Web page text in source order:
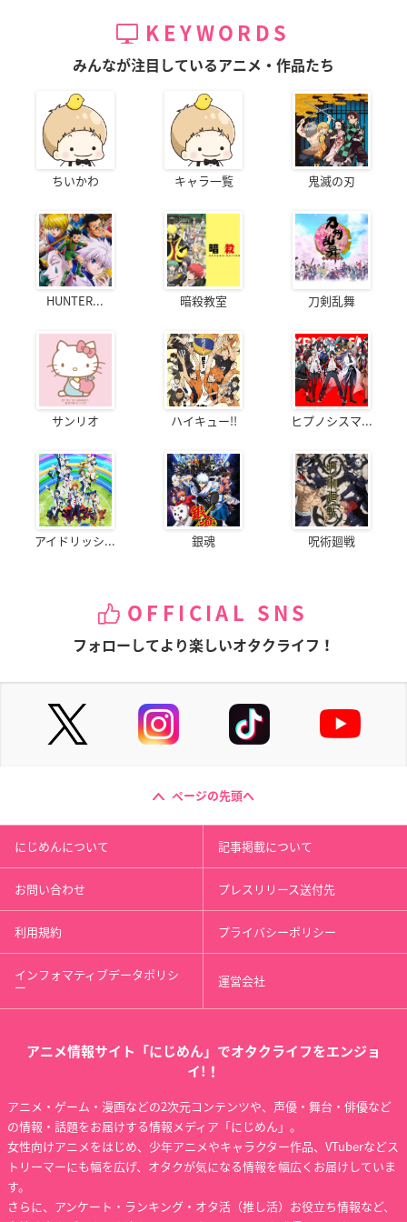
KEYWORDS
みんなが注目しているアニメ・作品たち
ちいかわ キャラ一覧 鬼滅の刃
HUNTER... 暗殺教室 刀剣乱舞
サンリオ ハイキュー!! ヒプノシスマ...
アイドリッシ... 銀魂 呪術廻戦
OFFICIAL SNS
フォローしてより楽しいオタクライフ！
ページの先頭へ
にじめんについて 記事掲載について
お問い合わせ プレスリリース送付先
利用規約 プライバシーポリシー
インフォマティブデータポリシ
ー 運営会社
アニメ情報サイト「にじめん」でオタクライフをエンジョ
イ!！
アニメ・ゲーム・漫画などの2次元コンテンツや、声優・舞台・俳優など
の情報・話題をお届けする情報メディア「にじめん」。
女性向けアニメをはじめ、少年アニメやキャラクター作品、VTuberなどス
トリーマーにも幅を広げ、オタクが気になる情報を幅広くお届けしていま
す。
さらに、アンケート・ランキング・オタ活（推し活）お役立ち情報など、